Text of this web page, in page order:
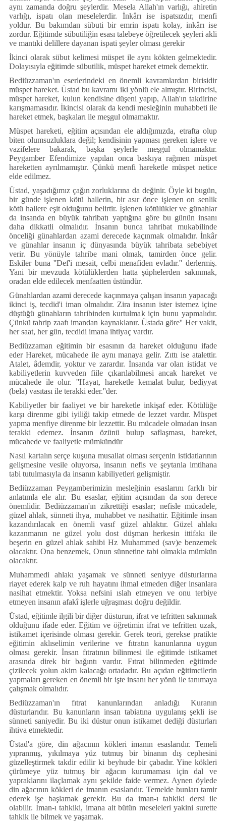
aynı zamanda doğru şeylerdir. Mesela Allah'ın varlığı, ahiretin
varlığı, ispatı olan meselelerdir. İnkârı ise ispatsızdır, menfi
yoldur. Bu bakımdan sübuti bir emrin ispatı kolay, inkârı ise
zordur. Eğitimde sübutiliğin esası talebeye öğretilecek şeyleri akli
ve mantıki delillere dayanan ispati şeyler olması gerekir
İkinci olarak sübut kelimesi müspet ile aynı kökten gelmektedir.
Dolayısıyla eğitimde sübutilik, müspet hareket etmek demektir.
Bediüzzaman'ın eserlerindeki en önemli kavramlardan birisidir
müspet hareket. Üstad bu kavramı iki yönlü ele almıştır. Birincisi,
müspet hareket, kulun kendisine düşeni yapıp, Allah'ın takdirine
karışmamasıdır. İkincisi olarak da kendi mesleğinin muhabbeti ile
hareket etmek, başkaları ile meşgul olmamaktır.
Müspet hareketi, eğitim açısından ele aldığımızda, etrafta olup
biten olumsuzluklara değil; kendisinin yapması gereken işlere ve
vazifelere bakarak, başka şeylerle meşgul olmamaktır.
Peygamber Efendimize yapılan onca baskıya rağmen müspet
hareketten ayrılmamıştır. Çünkü menfi hareketle müspet netice
elde edilmez.
Üstad, yaşadığımız çağın zorluklarına da değinir. Öyle ki bugün,
bir günde işlenen kötü hallerin, bir asır önce işlenen on senlik
kötü hallere eşit olduğunu belirtir. İşlenen kötülükler ve günahlar
da insanda en büyük tahribatı yaptığına göre bu günün insanı
daha dikkatli olmalıdır. İnsanın bunca tahribat mukabilinde
önceliği günahlardan azami derecede kaçınmak olmalıdır. İnkâr
ve günahlar insanın iç dünyasında büyük tahribata sebebiyet
verir. Bu yönüyle tahribe mani olmak, tamirden önce gelir.
Eskiler buna ''Def'i mesait, celbi menafiden evladır.'' derlermiş.
Yani bir mevzuda kötülüklerden hatta şüphelerden sakınmak,
oradan elde edilecek menfaatten üstündür.
Günahlardan azami derecede kaçınmaya çalışan insanın yapacağı
ikinci iş, tecdid'i iman olmalıdır. Zira insanın ister istemez içine
düştüğü günahların tahribinden kurtulmak için bunu yapmalıdır.
Çünkü tahrip zaafı imandan kaynaklanır. Üstada göre'' Her vakit,
her saat, her gün, tecdidi imana ihtiyaç vardır.
Bediüzzaman eğitimin bir esasının da hareket olduğunu ifade
eder Hareket, mücahede ile aynı manaya gelir. Zıttı ise atalettir.
Atalet, âdemdir, yoktur ve zarardır. İnsanda var olan istidat ve
kabiliyetlerin kuvveden fiile çıkarılabilmesi ancak hareket ve
mücahede ile olur. ''Hayat, hareketle kemalat bulur, bediyyat
(bela) vasıtası ile terakki eder.''der.
Kabiliyetler bir faaliyet ve bir hareketle inkişaf eder. Kötülüğe
karşı direnme gibi iyiliği takip etmede de lezzet vardır. Müspet
yapma menfiye direnme bir lezzettir. Bu mücadele olmadan insan
terakki edemez. İnsanın özünü bulup saflaşması, hareket,
mücahede ve faaliyetle mümkündür
Nasıl kartalın serçe kuşuna musallat olması serçenin istidatlarının
gelişmesine vesile oluyorsa, insanın nefis ve şeytanla imtihana
tabi tutulmasıyla da insanın kabiliyetleri gelişmiştir.
Bediüzzaman Peygamberimizin mesleğinin esaslarını farklı bir
anlatımla ele alır. Bu esaslar, eğitim açısından da son derece
önemlidir. Bediüzzaman'ın zikrettiği esaslar; nefisle mücadele,
güzel ahlak, sünneti ihya, muhabbet ve nasihattir. Eğitimle insan
kazandırılacak en önemli vasıf güzel ahlaktır. Güzel ahlakı
kazanmanın ne güzel yolu dost düşman herkesin ittifakı ile
beşerin en güzel ahlak sahibi Hz Muhammed (sav)e benzemek
olacaktır. Ona benzemek, Onun sünnetine tabi olmakla mümkün
olacaktır.
Muhammedi ahlakı yaşamak ve sünneti seniyye düsturlarına
riayet ederek kalp ve ruh hayatını ihmal etmeden diğer insanlara
nasihat etmektir. Yoksa nefsini ıslah etmeyen ve onu terbiye
etmeyen insanın afakî işlerle uğraşması doğru değildir.
Üstad, eğitimle ilgili bir diğer düsturun, ifrat ve tefritten sakınmak
olduğunu ifade eder. Eğitim ve öğretimin ifrat ve tefritten uzak,
istikamet içerisinde olması gerekir. Gerek teori, gerekse pratikte
eğitimin aklıselimin verilerine ve fıtratın kanunlarına uygun
olması gerekir. İnsan fıtratının bilinmesi ile eğitimde istikamet
arasında direk bir bağıntı vardır. Fıtrat bilinmeden eğitimde
çizilecek yolun akim kalacağı ortadadır. Bu açıdan eğitimcilerin
yapmaları gereken en önemli bir işte insanı her yönü ile tanımaya
çalışmak olmalıdır.
Bediüzzaman'ın fıtrat kanunlarından anladığı Kuranın
düsturlarıdır. Bu kanunların insan tabiatına uygulanış şekli ise
sünneti saniyedir. Bu iki düstur onun istikamet dediği düsturları
ihtiva etmektedir.
Üstad'a göre, din ağacının kökleri imanın esaslarıdır. Temeli
yıpranmış, yıkılmaya yüz tutmuş bir binanın dış cephesini
güzelleştirmek takdir edilir ki beyhude bir çabadır. Yine kökleri
çürümeye yüz tutmuş bir ağacın kurumaması için dal ve
yapraklarını ilaçlamak aynı şekilde faide vermez. Aynen öylede
din ağacının kökleri de imanın esaslarıdır. Temelde bunları tamir
ederek işe başlamak gerekir. Bu da iman-ı tahkiki dersi ile
olabilir. İman-ı tahkiki, imana ait bütün meseleleri yakini surette
tahkik ile bilmek ve yaşamak.